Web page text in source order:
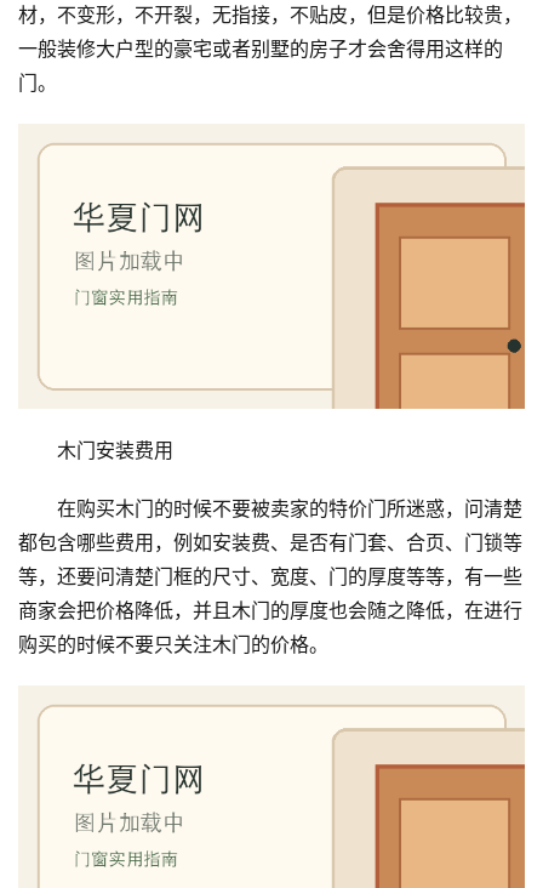
页
材，不变形，不开裂，无指接，不贴皮，但是价格比较贵，
一般装修大户型的豪宅或者别墅的房子才会舍得用这样的
门。
木门安装费用
在购买木门的时候不要被卖家的特价门所迷惑，问清楚
都包含哪些费用，例如安装费、是否有门套、合页、门锁等
等，还要问清楚门框的尺寸、宽度、门的厚度等等，有一些
商家会把价格降低，并且木门的厚度也会随之降低，在进行
购买的时候不要只关注木门的价格。